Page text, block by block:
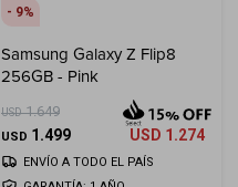
9
Samsung Galaxy Z Flip8
256GB - Pink
USD 1.649
USD 1.499 USD 1.274
ENVÍO A TODO EL PAÍS